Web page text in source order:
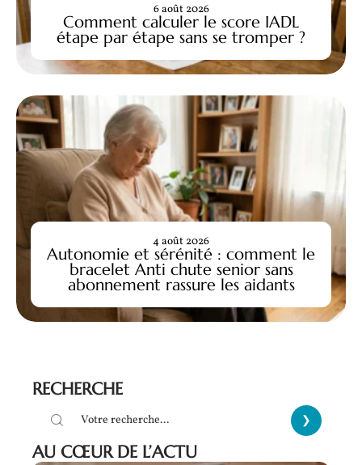
Comment calculer le score IADL
étape par étape sans se tromper ?
6 août 2026
Autonomie et sérénité : comment le
bracelet Anti chute senior sans
abonnement rassure les aidants
4 août 2026
RECHERCHE
AU CŒUR DE L’ACTU